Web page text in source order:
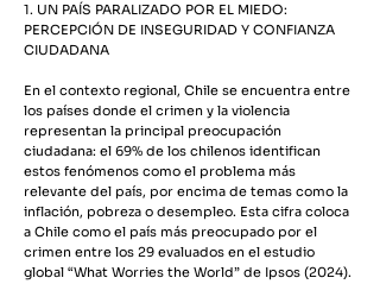
1. UN PAÍS PARALIZADO POR EL MIEDO:
PERCEPCIÓN DE INSEGURIDAD Y CONFIANZA
CIUDADANA
En el contexto regional, Chile se encuentra entre
los países donde el crimen y la violencia
representan la principal preocupación
ciudadana: el 69% de los chilenos identifican
estos fenómenos como el problema más
relevante del país, por encima de temas como la
inflación, pobreza o desempleo. Esta cifra coloca
a Chile como el país más preocupado por el
crimen entre los 29 evaluados en el estudio
global “What Worries the World” de Ipsos (2024).